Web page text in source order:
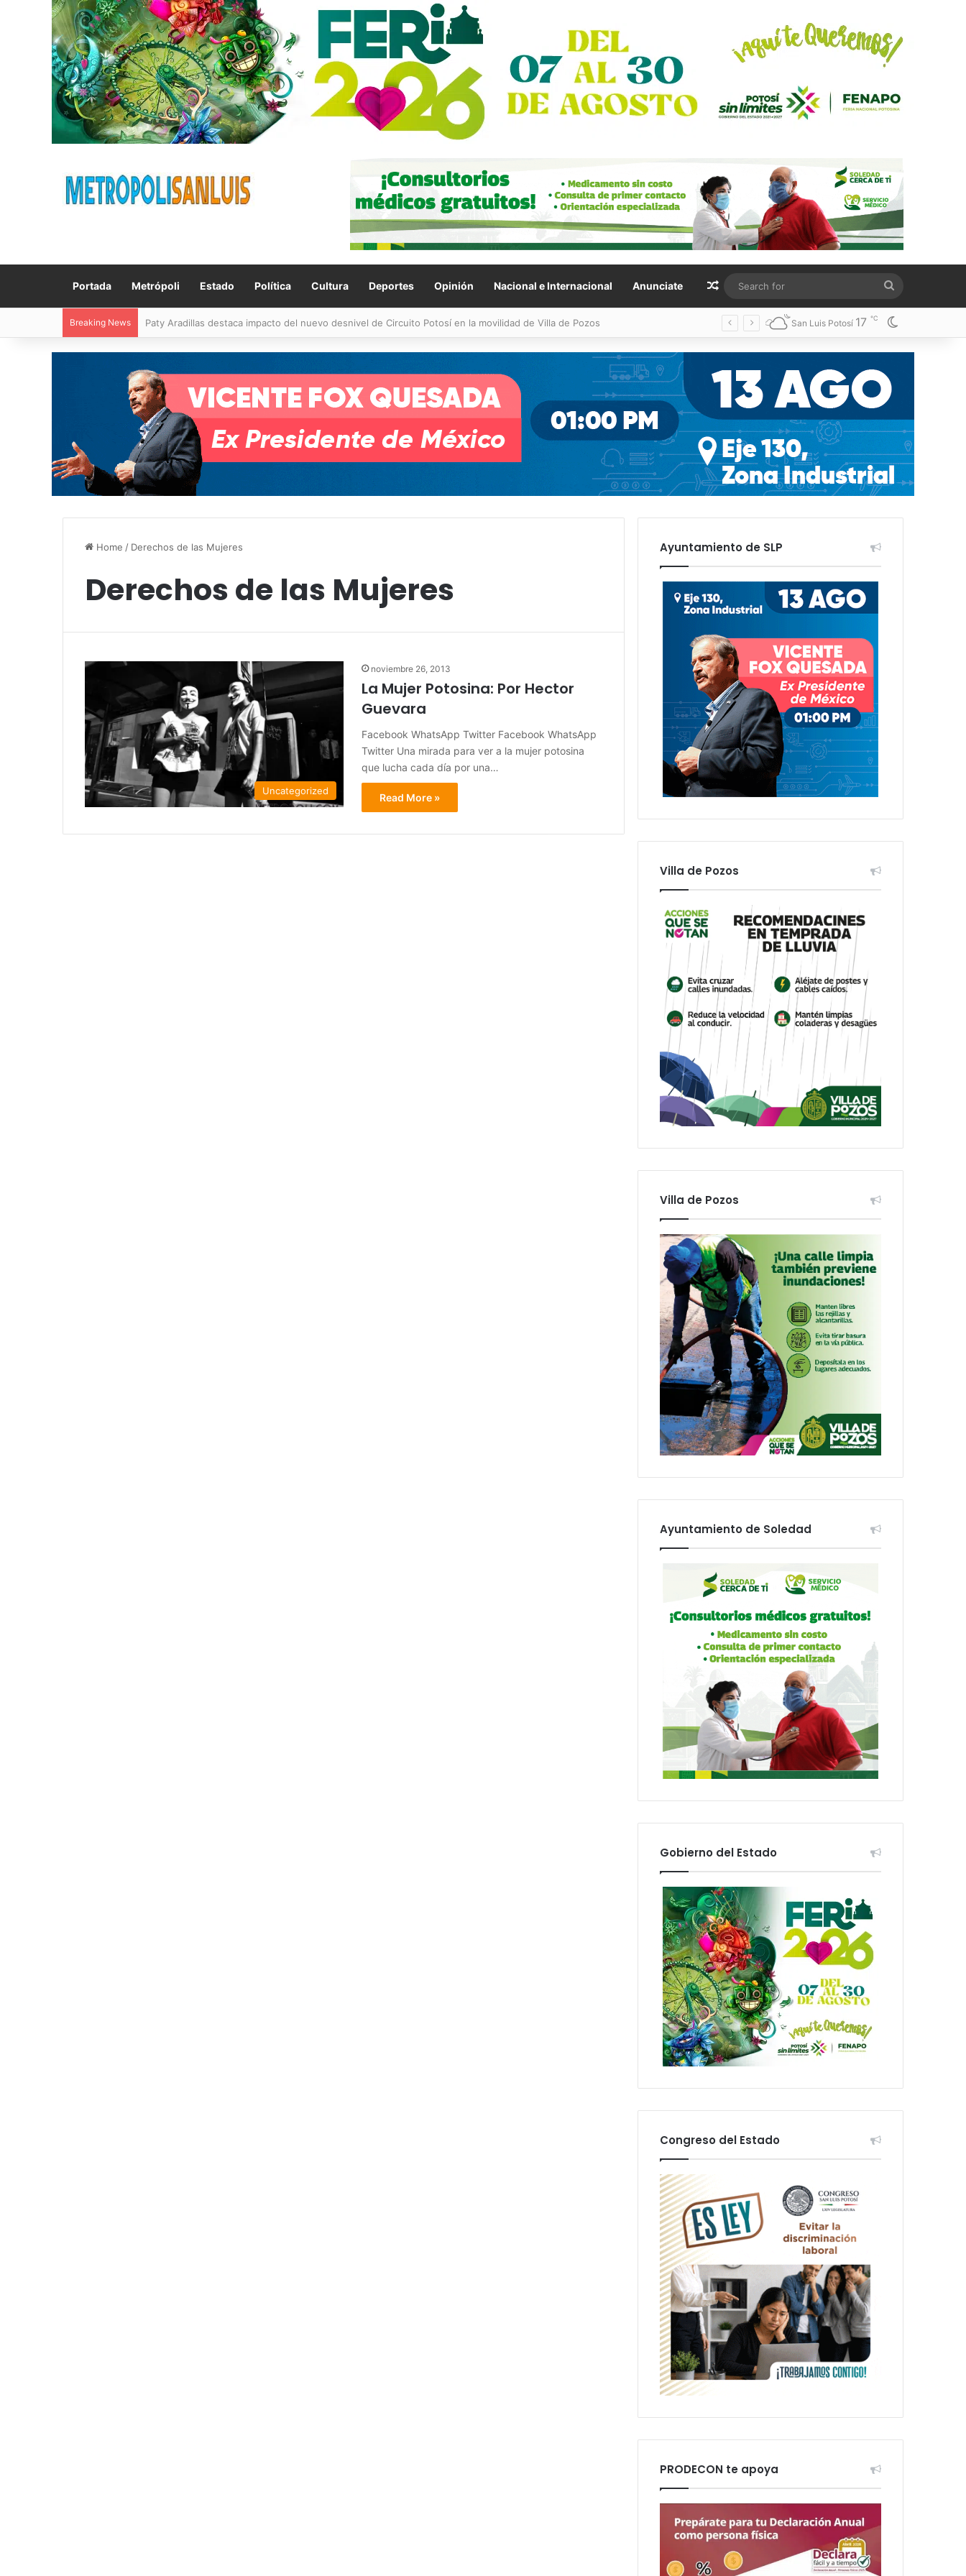
Portada Metrópoli Estado Política Cultura Deportes Opinión Nacional e Internacional Anunciate Random Article
for
Breaking News Villa de Pozos reporta reducción del 50 % en incendios forestales y de pastizales San Luis Potosí 17 ℃
Home / Derechos de las Mujeres
Derechos de las Mujeres
Uncategorized
noviembre 26, 2013
La Mujer Potosina: Por Hector
Guevara
Facebook WhatsApp Twitter Facebook WhatsApp
Twitter Una mirada para ver a la mujer potosina
que lucha cada día por una…
Read More »
Ayuntamiento de SLP
Villa de Pozos
Villa de Pozos
Ayuntamiento de Soledad
Gobierno del Estado
Congreso del Estado
PRODECON te apoya